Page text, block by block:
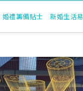
婚禮籌備貼士 新婚生活易